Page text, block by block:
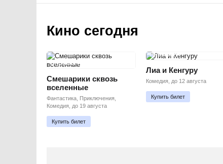
Кино сегодня
ПРЕМЬЕРА
Смешарики сквозь
вселенные
Фантастика, Приключения,
Комедия, до 19 августа
Купить билет
ПРЕМЬЕРА
Лиа и Кенгуру
Комедия, до 12 августа
Купить билет